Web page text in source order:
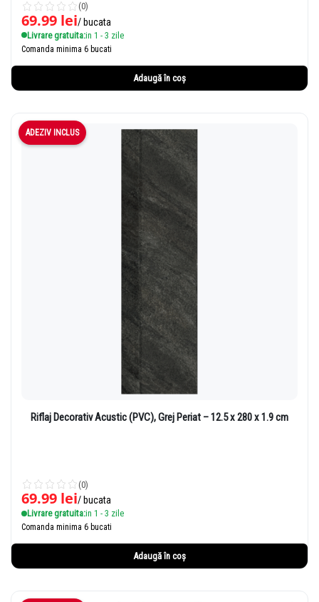
(0)
69.99 lei/ bucata
Livrare gratuita:in 1 - 3 zile
Comanda minima 6 bucati
Adaugă în coș
ADEZIV INCLUS
Riflaj Decorativ Acustic (PVC), Grej Periat – 12.5 x 280 x 1.9 cm
(0)
69.99 lei/ bucata
Livrare gratuita:in 1 - 3 zile
Comanda minima 6 bucati
Adaugă în coș